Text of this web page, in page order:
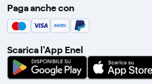
Enel Group
Enel Green Power
Global Procurement
Gridspertise
Paga anche con
Scarica l'App Enel